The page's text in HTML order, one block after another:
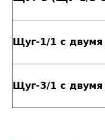
Щуг-1/1 с
Щуг-3/1 с